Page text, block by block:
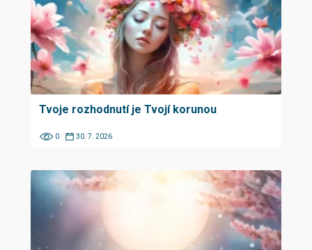
Tvoje rozhodnutí je Tvojí korunou
0 30. 7. 2026